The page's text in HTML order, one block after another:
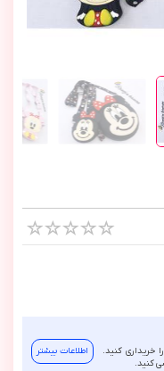
خریداری کنید.
کنید.
اطلاعات بیشتر